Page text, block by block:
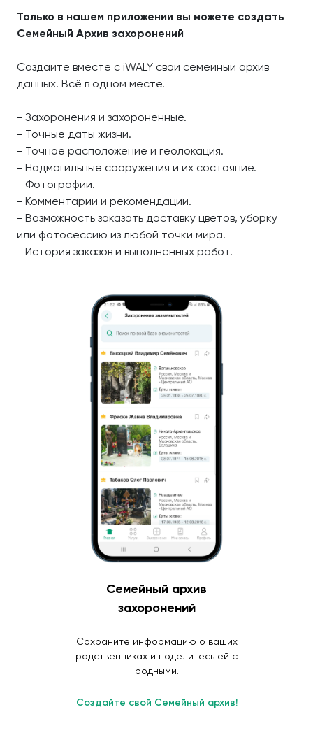
Только в нашем приложении вы можете создать
Семейный Архив захоронений
Создайте вместе с iWALY свой семейный архив
данных. Всё в одном месте.
- Захоронения и захороненные.
- Точные даты жизни.
- Точное расположение и геолокация.
- Надмогильные сооружения и их состояние.
- Фотографии.
- Комментарии и рекомендации.
- Возможность заказать доставку цветов, уборку
или фотосессию из любой точки мира.
- История заказов и выполненных работ.
Семейный архив
захоронений
Сохраните информацию о ваших
родственниках и поделитесь ей с
родными.
Создайте свой Семейный архив!